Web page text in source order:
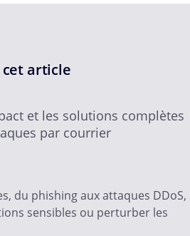
cet article
et les solutions complètes
par courrier
du phishing aux attaques DDoS,
sensibles ou perturber les